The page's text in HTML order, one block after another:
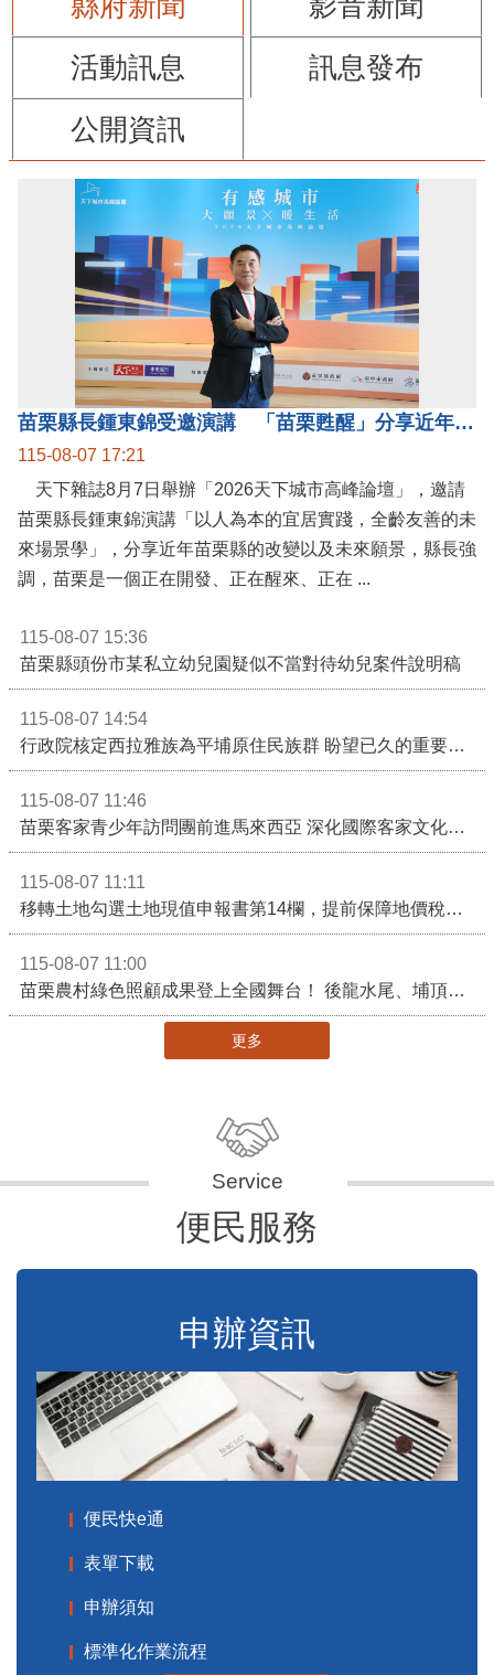
活動訊息
訊息發布
公開資訊
苗栗縣長鍾東錦受邀演講 「苗栗甦醒」分享近年轉變
115-08-07 17:21
天下雜誌8月7日舉辦「2026天下城市高峰論壇」，邀請
苗栗縣長鍾東錦演講「以人為本的宜居實踐，全齡友善的未
來場景學」，分享近年苗栗縣的改變以及未來願景，縣長強
調，苗栗是一個正在開發、正在醒來、正在 ...
115-08-07 15:36
苗栗縣頭份市某私立幼兒園疑似不當對待幼兒案件說明稿
115-08-07 14:54
行政院核定西拉雅族為平埔原住民族群 盼望已久的重要時刻到來！8月13日起受理民族成員名冊登記
115-08-07 11:46
苗栗客家青少年訪問團前進馬來西亞 深化國際客家文化交流
115-08-07 11:11
移轉土地勾選土地現值申報書第14欄，提前保障地價稅節稅權益
115-08-07 11:00
苗栗農村綠色照顧成果登上全國舞台！ 後龍水尾、埔頂社區前進2026高齡健康產業博覽會
更多
便民服務
申辦資訊
便民快e通
表單下載
申辦須知
標準化作業流程